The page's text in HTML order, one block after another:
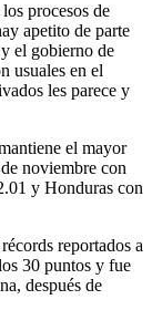
procesos de
apetito de parte
el gobierno de
usuales en el
les parece y
el mayor
noviembre con
y Honduras con
reportados a
30 puntos y fue
después de